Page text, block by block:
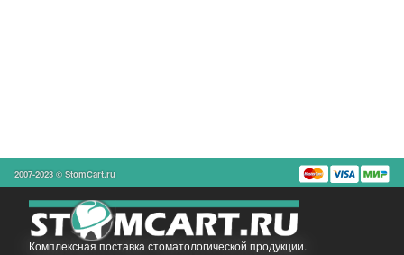
2007-2023 © StomCart.ru
Комплексная поставка стоматологической продукции.